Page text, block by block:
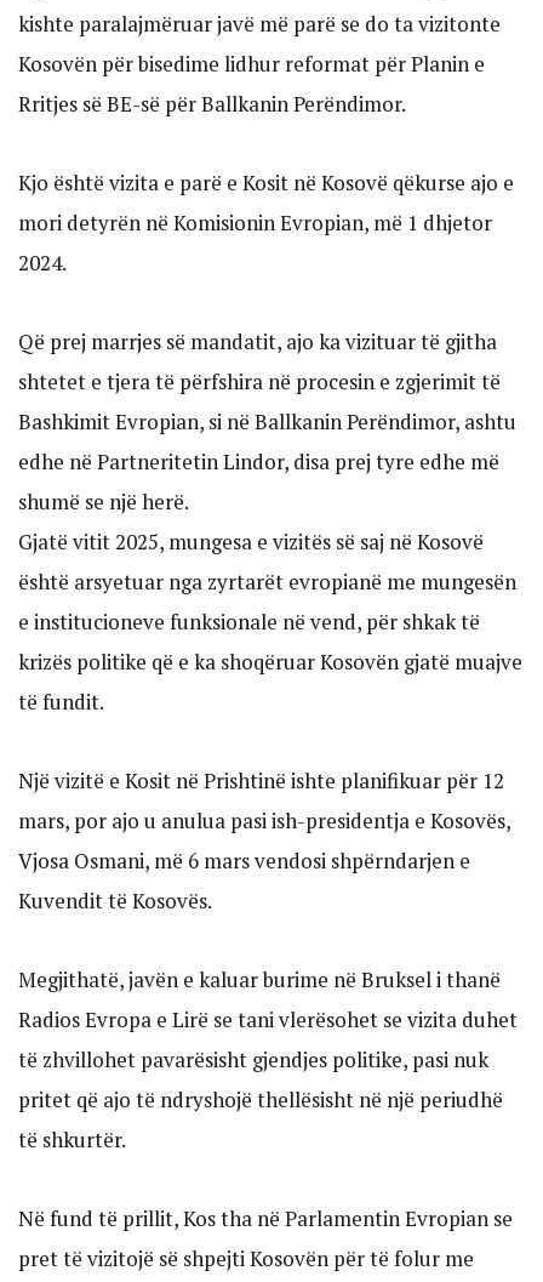
kishte paralajmëruar javë më parë se do ta vizitonte
Kosovën për bisedime lidhur reformat për Planin e
Rritjes së BE-së për Ballkanin Perëndimor.
Kjo është vizita e parë e Kosit në Kosovë qëkurse ajo e
mori detyrën në Komisionin Evropian, më 1 dhjetor
2024.
Që prej marrjes së mandatit, ajo ka vizituar të gjitha
shtetet e tjera të përfshira në procesin e zgjerimit të
Bashkimit Evropian, si në Ballkanin Perëndimor, ashtu
edhe në Partneritetin Lindor, disa prej tyre edhe më
shumë se një herë.
Gjatë vitit 2025, mungesa e vizitës së saj në Kosovë
është arsyetuar nga zyrtarët evropianë me mungesën
e institucioneve funksionale në vend, për shkak të
krizës politike që e ka shoqëruar Kosovën gjatë muajve
të fundit.
Një vizitë e Kosit në Prishtinë ishte planifikuar për 12
mars, por ajo u anulua pasi ish-presidentja e Kosovës,
Vjosa Osmani, më 6 mars vendosi shpërndarjen e
Kuvendit të Kosovës.
Megjithatë, javën e kaluar burime në Bruksel i thanë
Radios Evropa e Lirë se tani vlerësohet se vizita duhet
të zhvillohet pavarësisht gjendjes politike, pasi nuk
pritet që ajo të ndryshojë thellësisht në një periudhë
të shkurtër.
Në fund të prillit, Kos tha në Parlamentin Evropian se
pret të vizitojë së shpejti Kosovën për të folur me